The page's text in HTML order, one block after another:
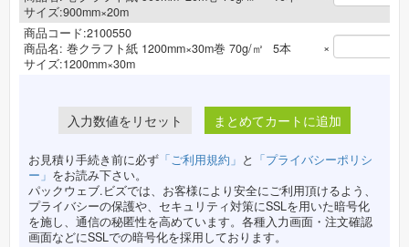
サイズ:900mm×20m
商品コード:2100550
商品名: 巻クラフト紙 1200mm×30m巻 70g/㎡
サイズ:1200mm×30m
5本 ×
まとめてカートに追加
お見積り手続き前に必ず 「ご利用規約」 と 「プライバシーポリシ
ー」 をお読み下さい。
パックウェブ.ビズでは、お客様により安全にご利用頂けるよう、
プライバシーの保護や、セキュリティ対策にSSLを用いた暗号化
を施し、通信の秘匿性を高めています。各種入力画面・注文確認
画面などにSSLでの暗号化を採用しております。